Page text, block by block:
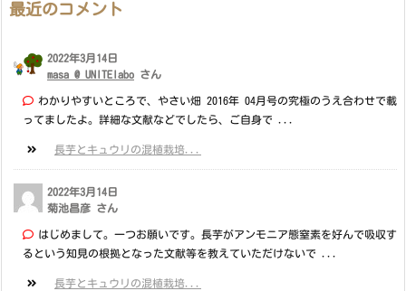
最近のコメント
2022年3月14日
masa @ UNITElabo さん
わかりやすいところで、やさい畑 2016年 04月号の究極のうえ合わせで載
ってましたよ。詳細な文献などでしたら、ご自身で ...
長芋とキュウリの混植栽培...
2022年3月14日
菊池昌彦 さん
はじめまして。一つお願いです。長芋がアンモニア態窒素を好んで吸収す
るという知見の根拠となった文献等を教えていただけないで ...
長芋とキュウリの混植栽培...